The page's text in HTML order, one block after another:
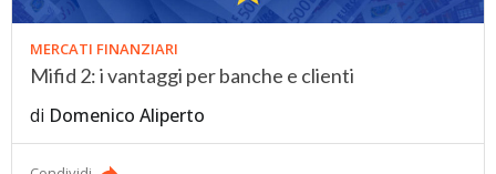
MERCATI FINANZIARI
Mifid 2: i vantaggi per banche e clienti
di Domenico Aliperto